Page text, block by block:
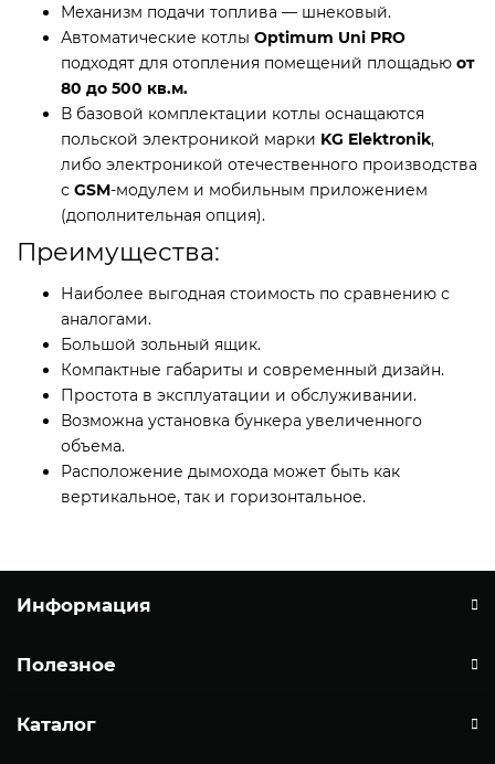
Механизм подачи топлива — шнековый.
Автоматические котлы Optimum Uni PRO
подходят для отопления помещений площадью от
80 до 500 кв.м.
В базовой комплектации котлы оснащаются
польской электроникой марки KG Elektronik,
либо электроникой отечественного производства
с GSM-модулем и мобильным приложением
(дополнительная опция).
Преимущества:
Наиболее выгодная стоимость по сравнению с
аналогами.
Большой зольный ящик.
Компактные габариты и современный дизайн.
Простота в эксплуатации и обслуживании.
Возможна установка бункера увеличенного
объема.
Расположение дымохода может быть как
вертикальное, так и горизонтальное.
Информация
Полезное
Каталог